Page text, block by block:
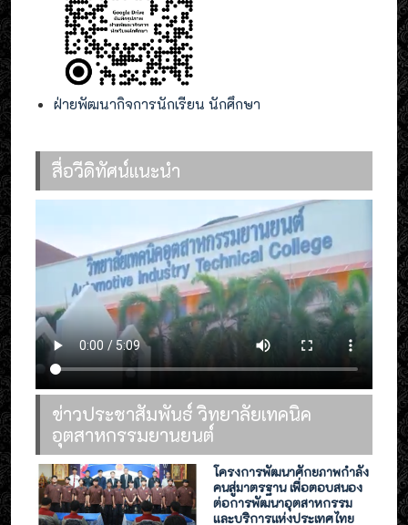
ฝ่ายพัฒนากิจการนักเรียน นักศึกษา
สื่อวีดิทัศน์แนะนำ
ข่าวประชาสัมพันธ์ วิทยาลัยเทคนิค
อุตสาหกรรมยานยนต์
โครงการพัฒนาศักยภาพกำลัง
คนสู่มาตรฐาน เพื่อตอบสนอง
ต่อการพัฒนาอุตสาหกรรม
และบริการแห่งประเทศไทย